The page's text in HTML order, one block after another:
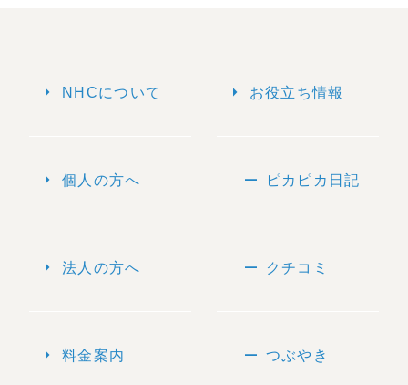
arrow_right NHCについて
arrow_right 個人の方へ
arrow_right 法人の方へ
arrow_right 料金案内
arrow_right お役立ち情報
remove ピカピカ日記
remove クチコミ
remove つぶやき